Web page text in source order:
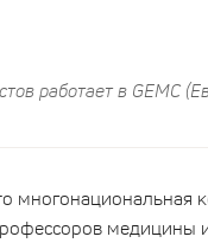
работает в GEMC
медицины